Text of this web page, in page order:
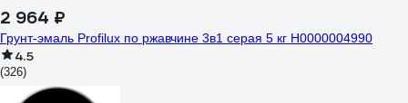
2 964 ₽
Грунт-эмаль Profilux по ржавчине 3в1 серая 5 кг Н0000004990
4.5
(326)